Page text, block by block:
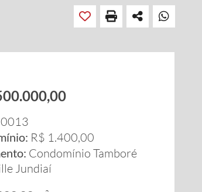
R$ 1.400,00
Condomínio Tamboré
Jundiaí